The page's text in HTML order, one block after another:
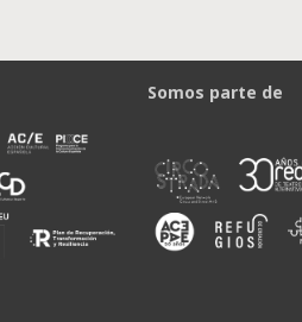
Somos parte de